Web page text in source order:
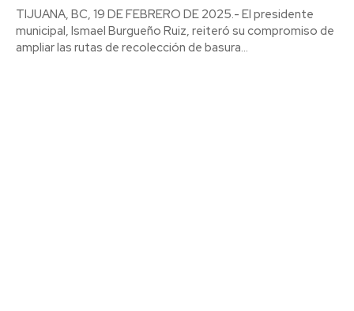
TIJUANA, BC, 19 DE FEBRERO DE 2025.- El presidente
municipal, Ismael Burgueño Ruiz, reiteró su compromiso de
ampliar las rutas de recolección de basura...